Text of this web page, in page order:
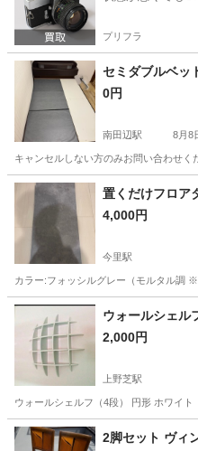
プリフラ
セミダブルベッ
0円
南田辺駅 8月8
キャンセルしない方のみお問い合わせ
大阪 大阪市 南田辺駅 ベッ
置くだけフロア
4,000円
今里駅
カラー:フォッシルグレー（モルタル調
大阪 大阪市 カー
ウォールシェ
2,000円
上野芝駅
ウォールシェルフ（4段） 円形 ホワイ
大阪 堺市 上野芝駅 収納家
2脚セット ヴィ